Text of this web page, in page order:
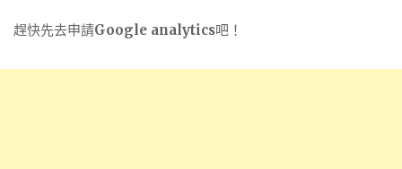
趕快先去申請Google analytics吧！